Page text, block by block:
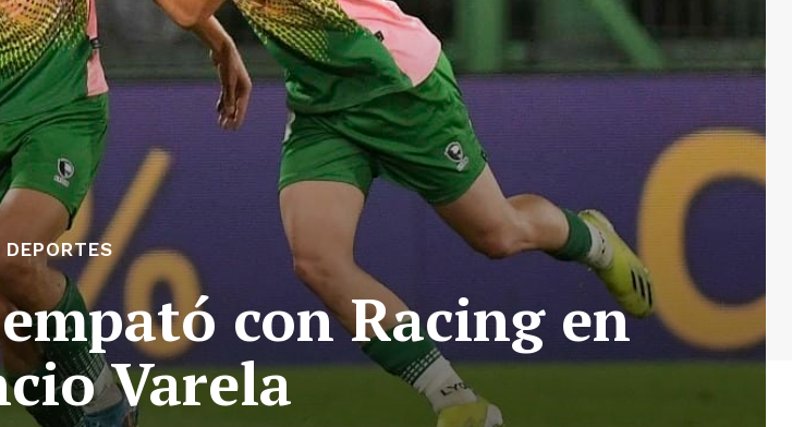
DEPORTES
con Racing en
Varela